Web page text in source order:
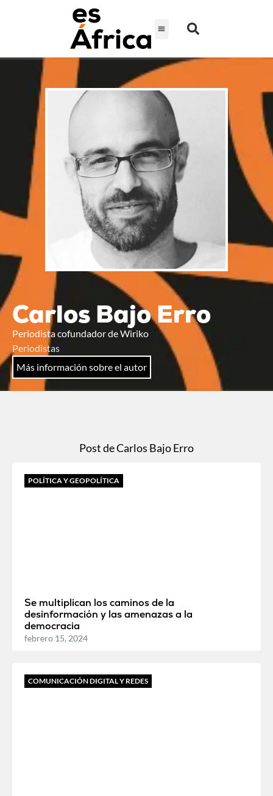
Carlos Bajo Erro
Periodista cofundador de Wiriko
Periodistas
Más información sobre el autor
Post de Carlos Bajo Erro
POLÍTICA Y GEOPOLÍTICA
Se multiplican los caminos de la
desinformación y las amenazas a la
democracia
febrero 15, 2024
COMUNICACIÓN DIGITAL Y REDES